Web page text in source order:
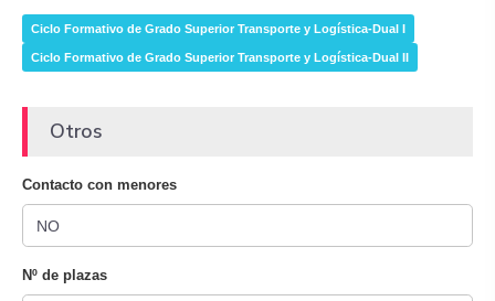
Ciclo Formativo de Grado Superior Transporte y Logística-Dual I
Ciclo Formativo de Grado Superior Transporte y Logística-Dual II
Otros
Contacto con menores
Nº de plazas